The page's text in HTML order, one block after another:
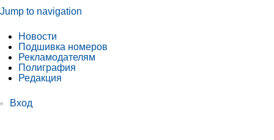
Jump to navigation
Новости
Подшивка номеров
Рекламодателям
Полиграфия
Редакция
Вход